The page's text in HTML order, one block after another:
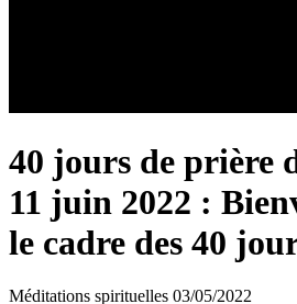
40 jours de prière
11 juin 2022 :
le cadre des 40
Méditations spirituelles 03/05/2022